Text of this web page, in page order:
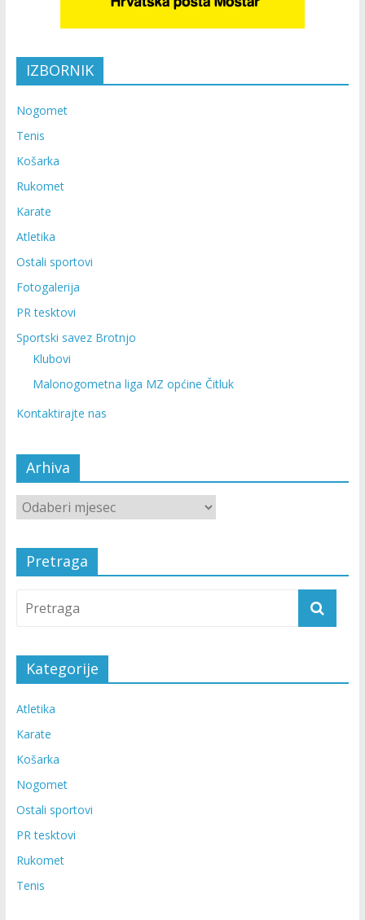
IZBORNIK
Nogomet
Tenis
Košarka
Rukomet
Karate
Atletika
Ostali sportovi
Fotogalerija
PR tesktovi
Sportski savez Brotnjo
Klubovi
Malonogometna liga MZ općine Čitluk
Kontaktirajte nas
Arhiva
Pretraga
Kategorije
Atletika
Karate
Košarka
Nogomet
Ostali sportovi
PR tesktovi
Rukomet
Tenis